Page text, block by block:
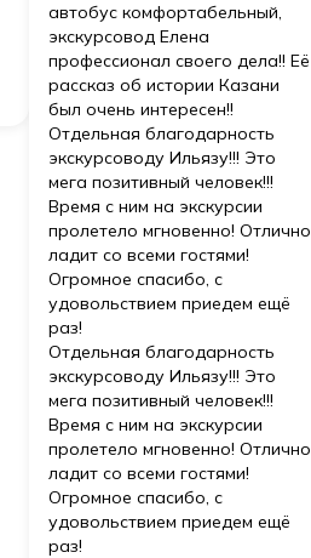
автобус комфортабельный,
экскурсовод Елена
профессионал своего дела!! Её
рассказ об истории Казани
был очень интересен!!
Отдельная благодарность
экскурсоводу Ильязу!!! Это
мега позитивный человек!!!
Время с ним на экскурсии
пролетело мгновенно! Отлично
ладит со всеми гостями!
Огромное спасибо, с
удовольствием приедем ещё
раз!
Отдельная благодарность
экскурсоводу Ильязу!!! Это
мега позитивный человек!!!
Время с ним на экскурсии
пролетело мгновенно! Отлично
ладит со всеми гостями!
Огромное спасибо, с
удовольствием приедем ещё
раз!